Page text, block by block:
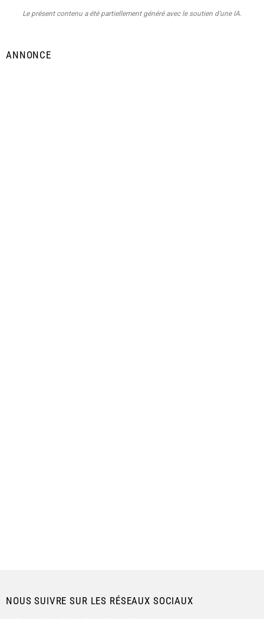
Le présent contenu a été partiellement généré avec le soutien d’une IA.
ANNONCE
NOUS SUIVRE SUR LES RÉSEAUX SOCIAUX